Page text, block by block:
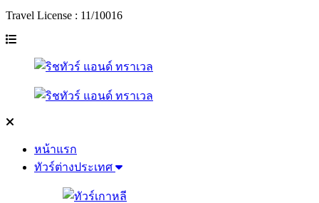
Travel License : 11/10016
หน้าแรก
ทัวร์ต่างประเทศ